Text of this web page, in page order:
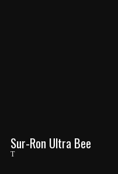
Sur-Ron Ultra Bee
T